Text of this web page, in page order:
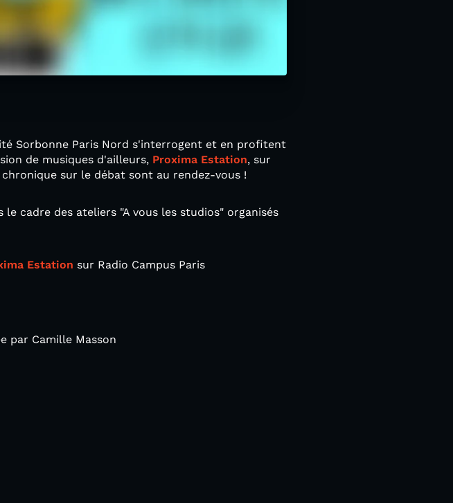
Sorbonne Paris Nord s'interrogent et en profitent
de musiques d'ailleurs, Proxima Estation, sur
sur le débat sont au rendez-vous !
le cadre des ateliers "A vous les studios" organisés
Estation sur Radio Campus Paris
par Camille Masson